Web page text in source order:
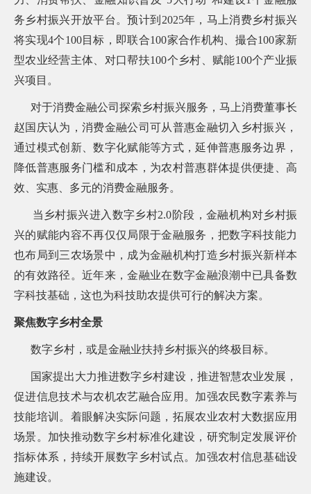
务乡村振兴开放平台。预计到2025年，马上消费乡村振兴
将实现4个100目标，即联合100家合作机构、撮合100家新
型农业经营主体、对口帮扶100个乡村、赋能100个产业振
兴项目。
对于消费金融公司探索乡村振兴服务，马上消费董事长
赵国庆认为，消费金融公司可从普惠金融切入乡村振兴，
通过模式创新、数字化赋能等方式，延伸普惠服务边界，
降低普惠服务门槛和成本，为农村普惠群体提供便捷、高
效、实惠、多元的消费金融服务。
当乡村振兴进入数字乡村2.0阶段，金融机构对乡村振
兴的赋能内容不再仅仅局限于金融服务，把数字科技能力
也布局到三农场景中，成为金融机构打造乡村振兴新样本
的有效路径。近年来，金融业在数字金融浪潮中已具备数
字科技基础，这也为科技助农提供可行的解决方案。
聚焦数字乡村全景
数字乡村，或是金融业扶持乡村振兴的终极目标。
国家提出大力推进数字乡村建设，推进智慧农业发展，
促进信息技术与农机农艺融合应用。加强农民数字素养与
技能培训。着眼解决实际问题，拓展农业农村大数据应用
场景。加快推动数字乡村标准化建设，研究制定发展评价
指标体系，持续开展数字乡村试点。加强农村信息基础设
施建设。